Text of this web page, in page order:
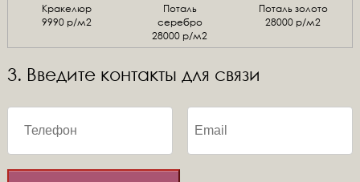
Кракелюр
9990 р/м2
Поталь
серебро
28000 р/м2
Поталь золото
28000 р/м2
3. Введите контакты для связи